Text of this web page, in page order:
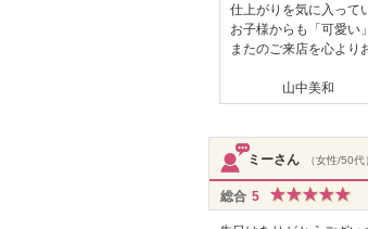
仕上がりを気に入って
お子様からも「可愛い
またのご来店を心より
山中美和
ミーさん （女性/50代
総合 5